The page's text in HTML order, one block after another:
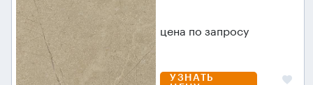
цена по запросу
УЗНАТЬ